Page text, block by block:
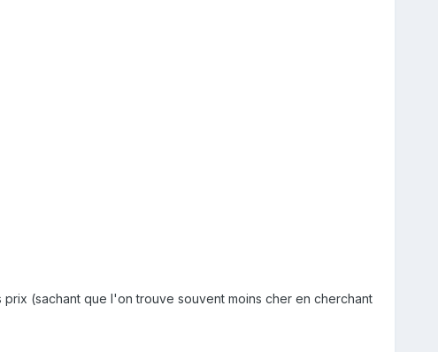
(sachant que l'on trouve souvent moins cher en cherchant